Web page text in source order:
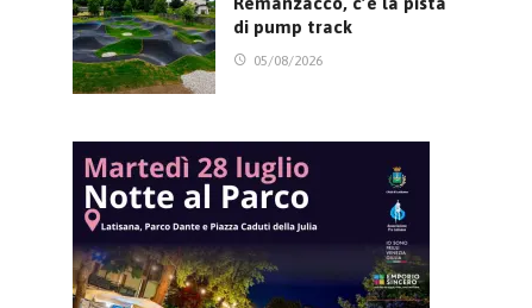
di pump track
05/08/2026